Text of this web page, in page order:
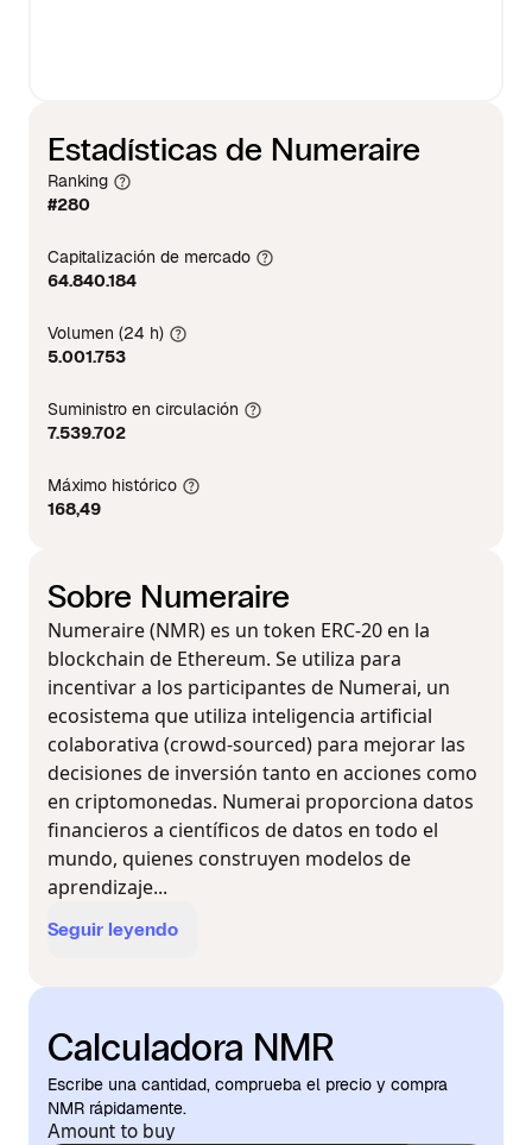
Estadísticas de Numeraire
Ranking
#280
Capitalización de mercado
64.840.184
Volumen (24 h)
5.001.753
Suministro en circulación
7.539.702
Máximo histórico
168,49
Sobre Numeraire
Numeraire (NMR) es un token ERC-20 en la
blockchain de Ethereum. Se utiliza para
incentivar a los participantes de Numerai, un
ecosistema que utiliza inteligencia artificial
colaborativa (crowd-sourced) para mejorar las
decisiones de inversión tanto en acciones como
en criptomonedas. Numerai proporciona datos
financieros a científicos de datos en todo el
mundo, quienes construyen modelos de
aprendizaje...
Seguir leyendo
Calculadora NMR
Escribe una cantidad, comprueba el precio y compra
NMR rápidamente.
Amount to buy